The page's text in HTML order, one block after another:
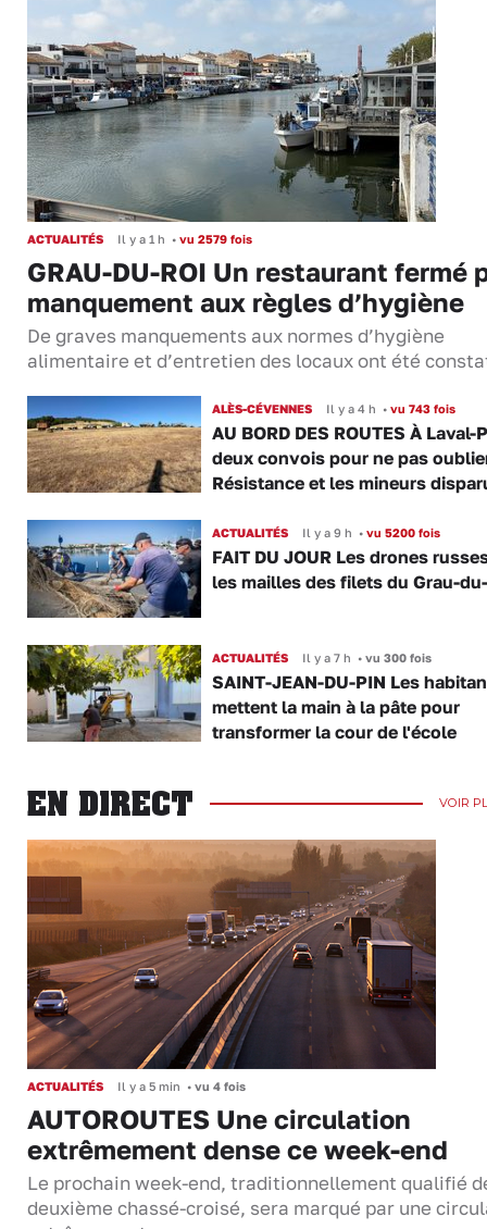
ACTUALITÉS Il y a 1 h • vu 2579 fois
GRAU-DU-ROI Un restaurant fermé
manquement aux règles d’hygiène
De graves manquements aux normes d’hygiène
alimentaire et d’entretien des locaux ont été
ALÈS-CÉVENNES Il y a 4 h •vu 743 fois
AU BORD DES ROUTES À Laval-
deux convois pour ne pas
Résistance et les mineurs
ACTUALITÉS Il y a 9 h •vu 5200 fois
FAIT DU JOUR Les drones
les mailles des filets du Grau-
ACTUALITÉS Il y a 7 h •vu 300 fois
SAINT-JEAN-DU-PIN Les
mettent la main à la pâte pour
transformer la cour de l'école
EN DIRECT VOIR
ACTUALITÉS Il y a 5 min • vu 4 fois
AUTOROUTES Une circulation
extrêmement dense ce week-end
Le prochain week-end, traditionnellement qualifié
deuxième chassé-croisé, sera marqué par une